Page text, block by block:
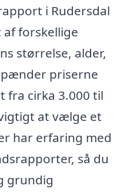
i Rudersdal
forskellige
størrelse, alder,
priserne
fra cirka 3.000 til
at vælge et
har erfaring med
så du
grundig